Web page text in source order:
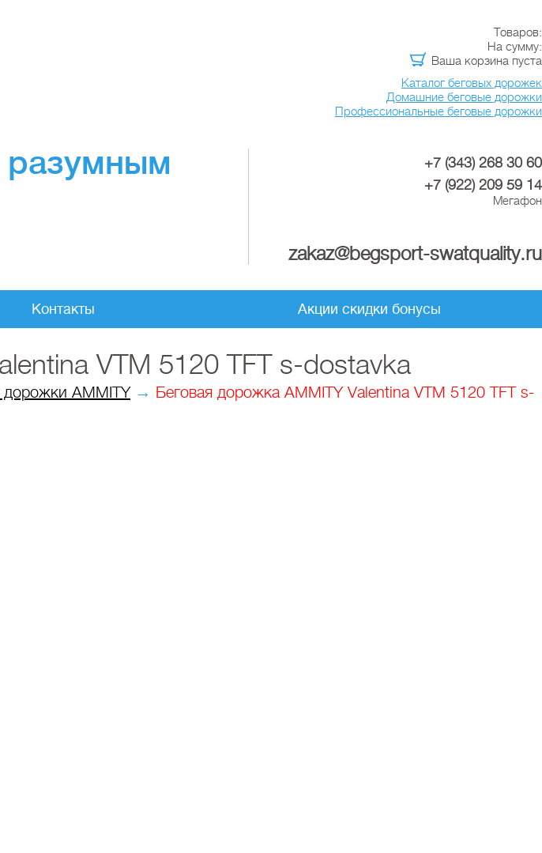
Товаров:
На сумму:
Ваша корзина пуста
Каталог беговых дорожек
Домашние беговые дорожки
Профессиональные беговые дорожки
разумным
+7 (343) 268 30 60
+7 (922) 209 59 14
Мегафон
zakaz@begsport-swatquality.ru
Контакты Акции скидки бонусы
VTM 5120 TFT s-dostavka
дорожки AMMITY → Беговая дорожка AMMITY Valentina VTM 5120 TFT s-